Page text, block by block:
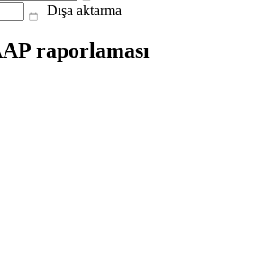
Dışa aktarma
raporlaması